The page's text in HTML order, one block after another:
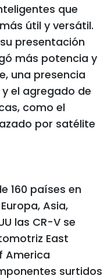
que
útil y versátil.
presentación
más potencia y
una presencia
el agregado de
como el
por satélite
160 países en
Asia,
las CR-V se
East
America
surtidos